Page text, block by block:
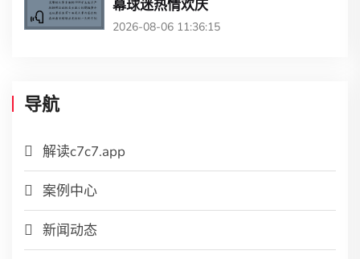
幕球迷热情欢庆
2026-08-06 11:36:15
导航
解读c7c7.app
案例中心
新闻动态